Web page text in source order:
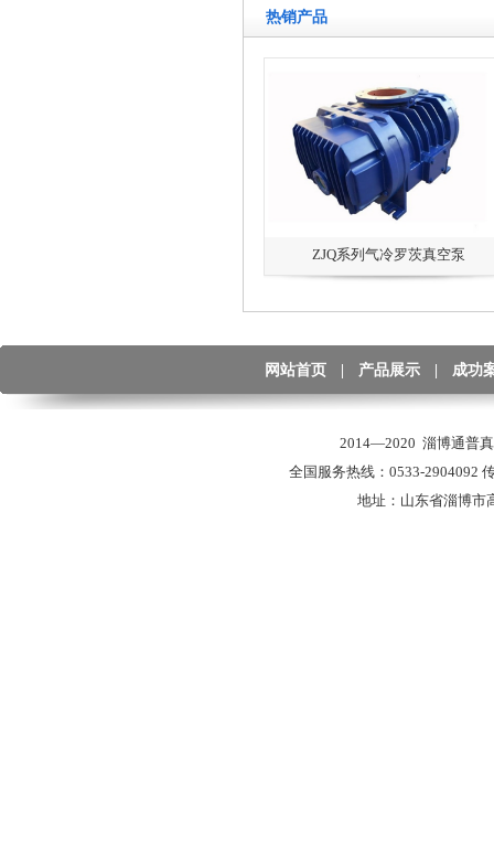
热销产品
ZJQ系列气冷罗茨真空泵
网站首页 产品展示 成功
2014—2020 淄博通普
全国服务热线：0533-2904092
地址：山东省淄博市